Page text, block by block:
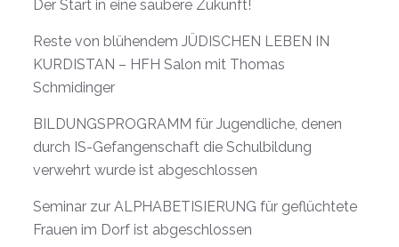
Der Start in eine saubere Zukunft!
Reste von blühendem JÜDISCHEN LEBEN IN
KURDISTAN – HFH Salon mit Thomas
Schmidinger
BILDUNGSPROGRAMM für Jugendliche, denen
durch IS-Gefangenschaft die Schulbildung
verwehrt wurde ist abgeschlossen
Seminar zur ALPHABETISIERUNG für geflüchtete
Frauen im Dorf ist abgeschlossen